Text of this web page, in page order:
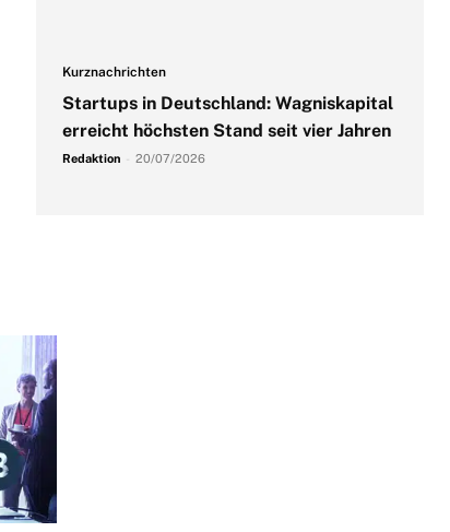
Kurznachrichten
Startups in Deutschland: Wagniskapital
erreicht höchsten Stand seit vier Jahren
Redaktion 20/07/2026